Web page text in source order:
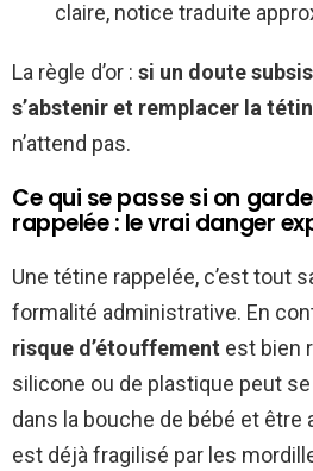
claire, notice traduite
La règle d’or : si un doute
s’abstenir et remplacer la
n’attend pas.
Ce qui se passe si on
rappelée : le vrai danger
Une tétine rappelée, c’est tout
formalité administrative. En
risque d’étouffement est bien
silicone ou de plastique peut
dans la bouche de bébé et être
est déjà fragilisé par les